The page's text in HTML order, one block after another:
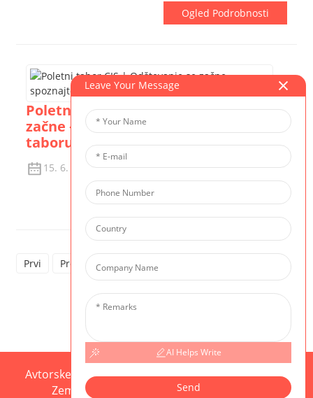
Ogled Podrobnosti
Poletni tabor CIS | Odštevanje se
začne – spoznajte naše učitelje v
taboru
15. 6. 2026
Prvi Prejšnje 1 2
6
Avtorske pravice © 2025 CIS Vse pravice pridržane
Zemljevid spletnega mesta,
Leave Your Message
AI Helps Write
Send